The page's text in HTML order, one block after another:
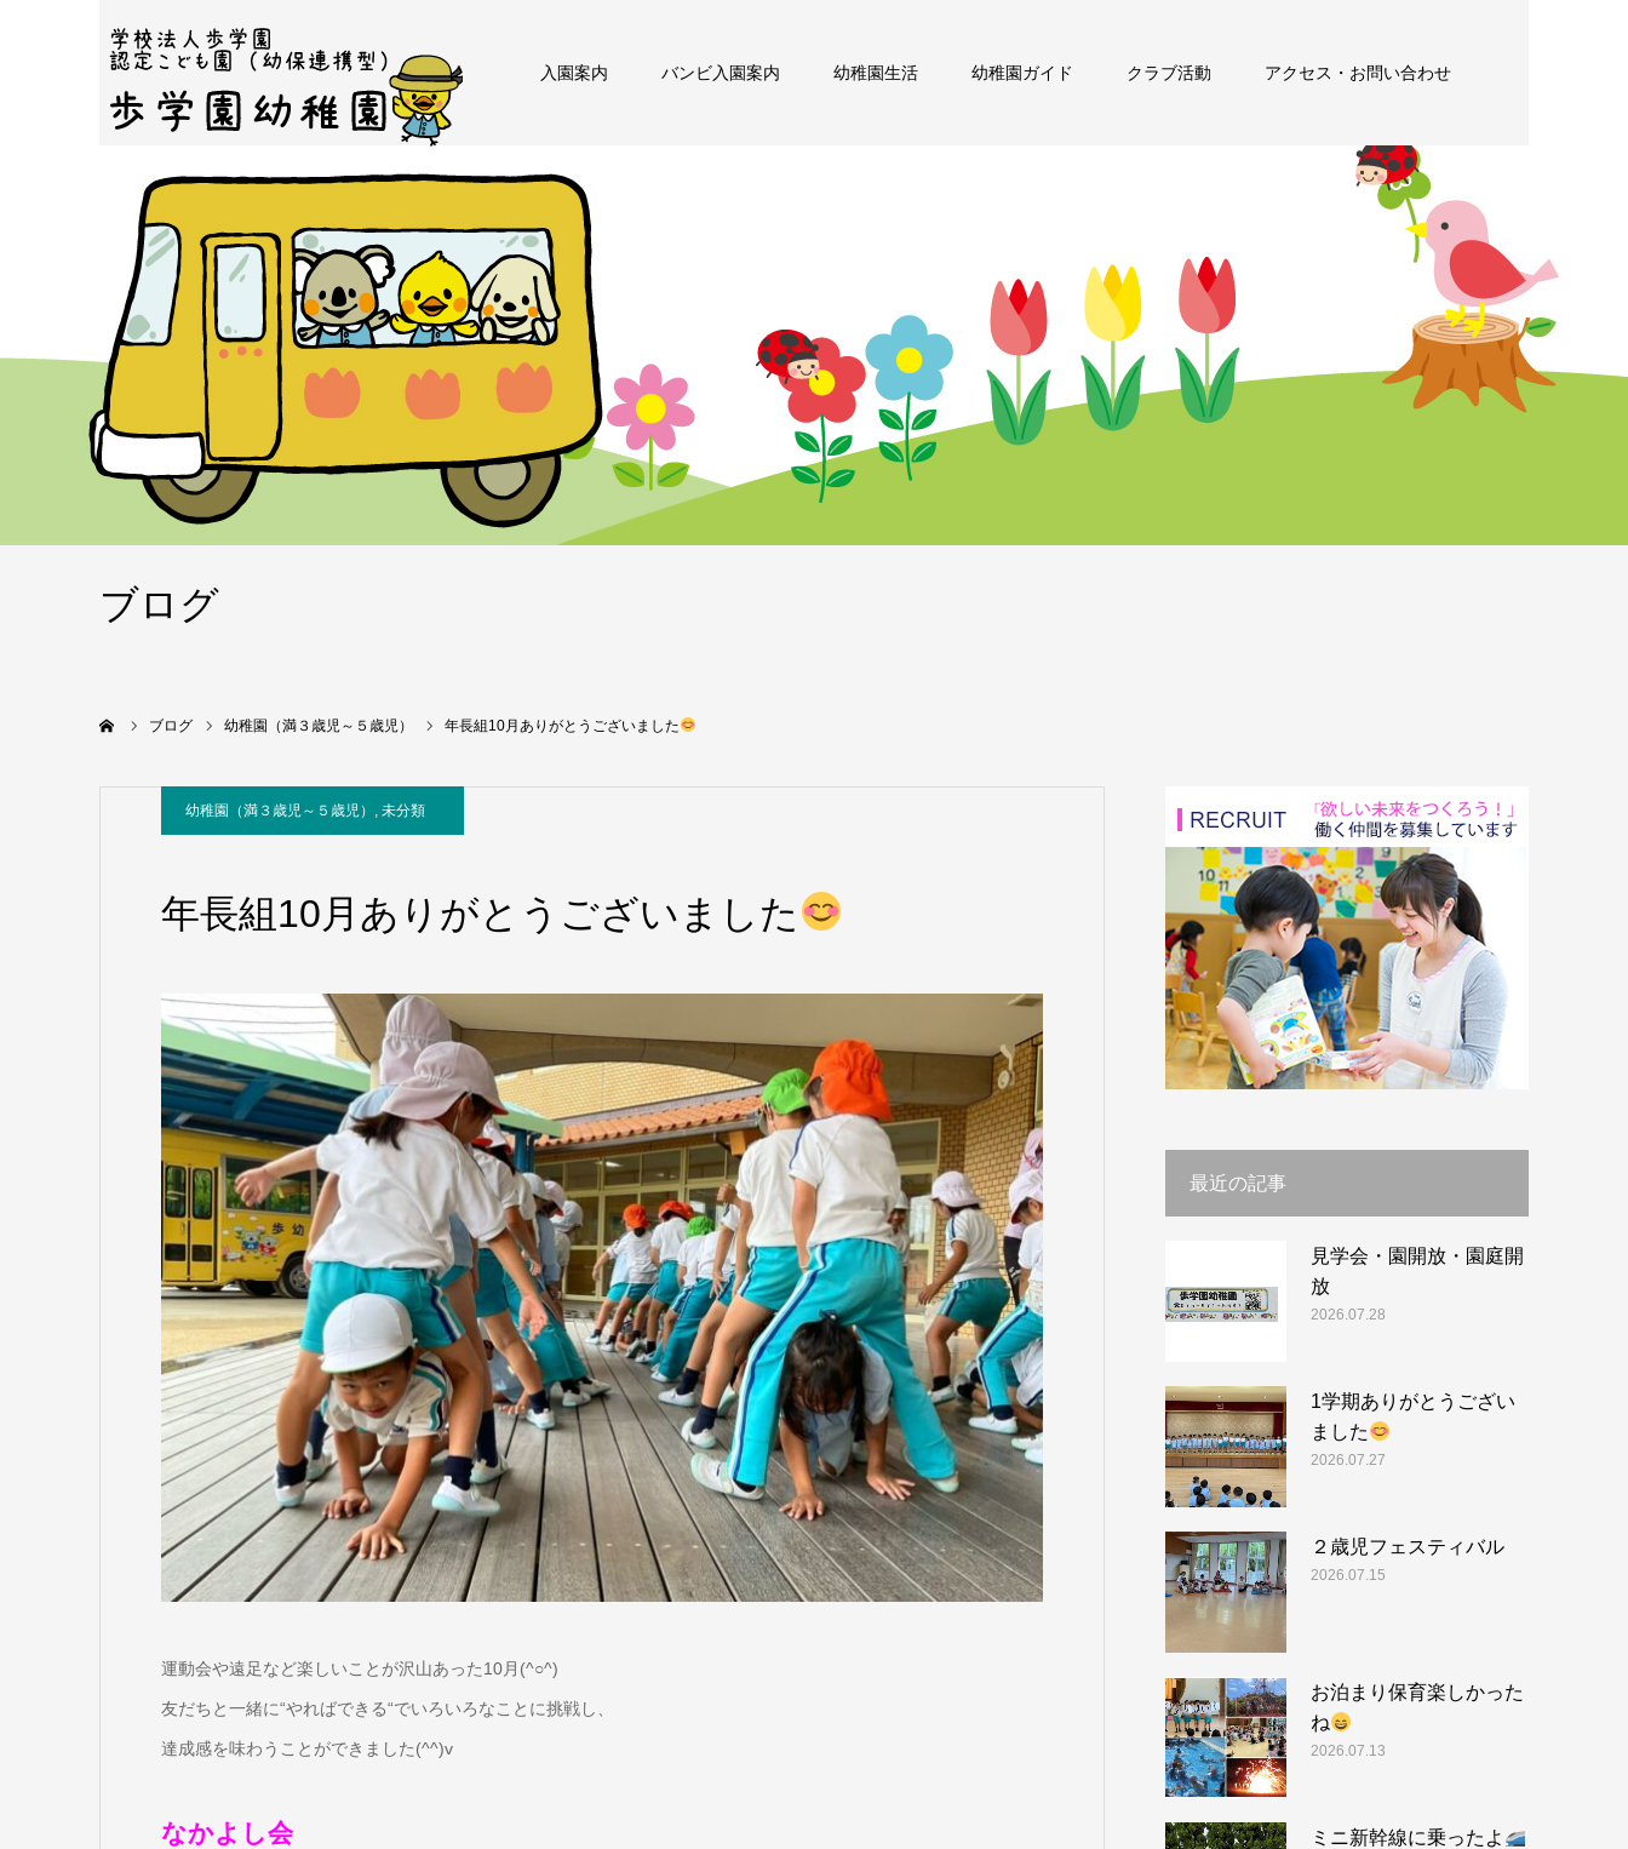
入園案内 バンビ入園案内 幼稚園生活 幼稚園ガイド クラブ活動 アクセス・お問い合わせ
ブログ
ブログ 幼稚園（満３歳児～５歳児） 年長組10月ありがとうございました
幼稚園（満３歳児～５歳児） , 未分類
年長組10月ありがとうございました
運動会や遠足など楽しいことが沢山あった10月(^○^)
友だちと一緒に“やればできる“でいろいろなことに挑戦し、
達成感を味わうことができました(^^)v
なかよし会
最近の記事
見学会・園開放・園庭開
放
2026.07.28
1学期ありがとうござい
ました
2026.07.27
２歳児フェスティバル
2026.07.15
お泊まり保育楽しかった
ね
2026.07.13
ミニ新幹線に乗ったよ